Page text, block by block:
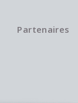
Partenaires